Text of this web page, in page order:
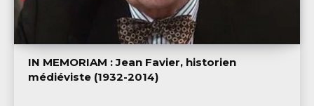
IN MEMORIAM : Jean Favier, historien
médiéviste (1932-2014)